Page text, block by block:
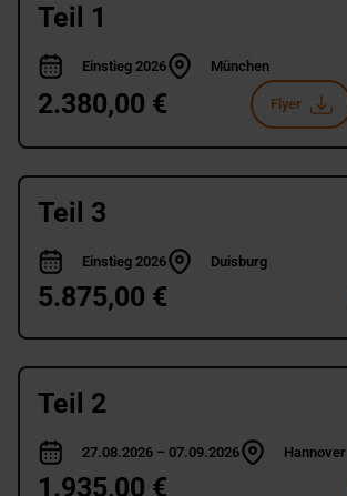
Teil 1
Einstieg 2026 München
2.380,00 € Flyer
Teil 3
Einstieg 2026 Duisburg
5.875,00 €
Teil 2
27.08.2026 – 07.09.2026 Hannover
1.935,00 €